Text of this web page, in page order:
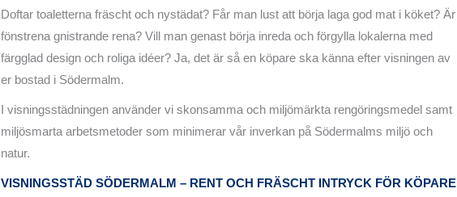
Doftar toaletterna fräscht och nystädat? Får man lust att börja laga god mat i köket? Är
fönstrena gnistrande rena? Vill man genast börja inreda och förgylla lokalerna med
färgglad design och roliga idéer? Ja, det är så en köpare ska känna efter visningen av
er bostad i Södermalm.
I visningsstädningen använder vi skonsamma och miljömärkta rengöringsmedel samt
miljösmarta arbetsmetoder som minimerar vår inverkan på Södermalms miljö och
natur.
VISNINGSSTÄD SÖDERMALM – RENT OCH FRÄSCHT INTRYCK FÖR KÖPARE